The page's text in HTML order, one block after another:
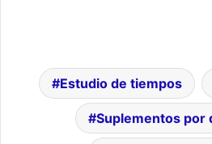
Estudio de tiempos
Suplementos por